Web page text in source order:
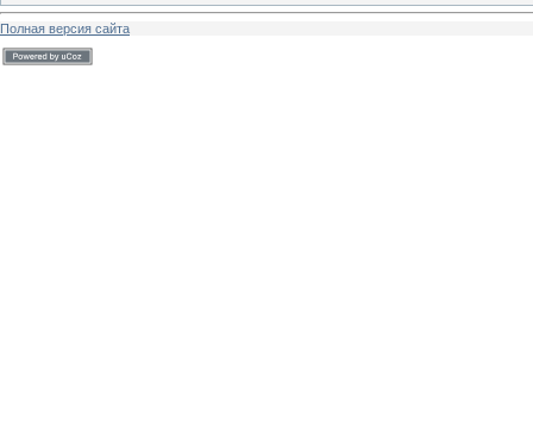
Полная версия сайта